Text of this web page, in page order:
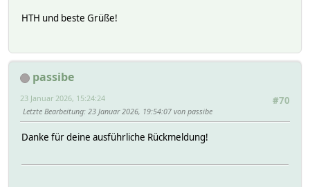
HTH und beste Grüße!
passibe
#70
23 Januar 2026, 15:24:24
Letzte Bearbeitung: 23 Januar 2026, 19:54:07 von passibe
Danke für deine ausführliche Rückmeldung!